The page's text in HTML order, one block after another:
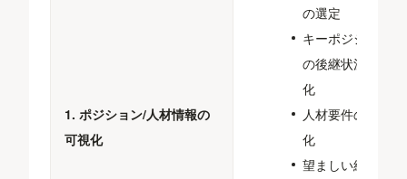
1. ポジション/人材情報の
可視化
の選定
キーポジション
の後継状況可視
化
人材要件の明確
化
望ましい経験・